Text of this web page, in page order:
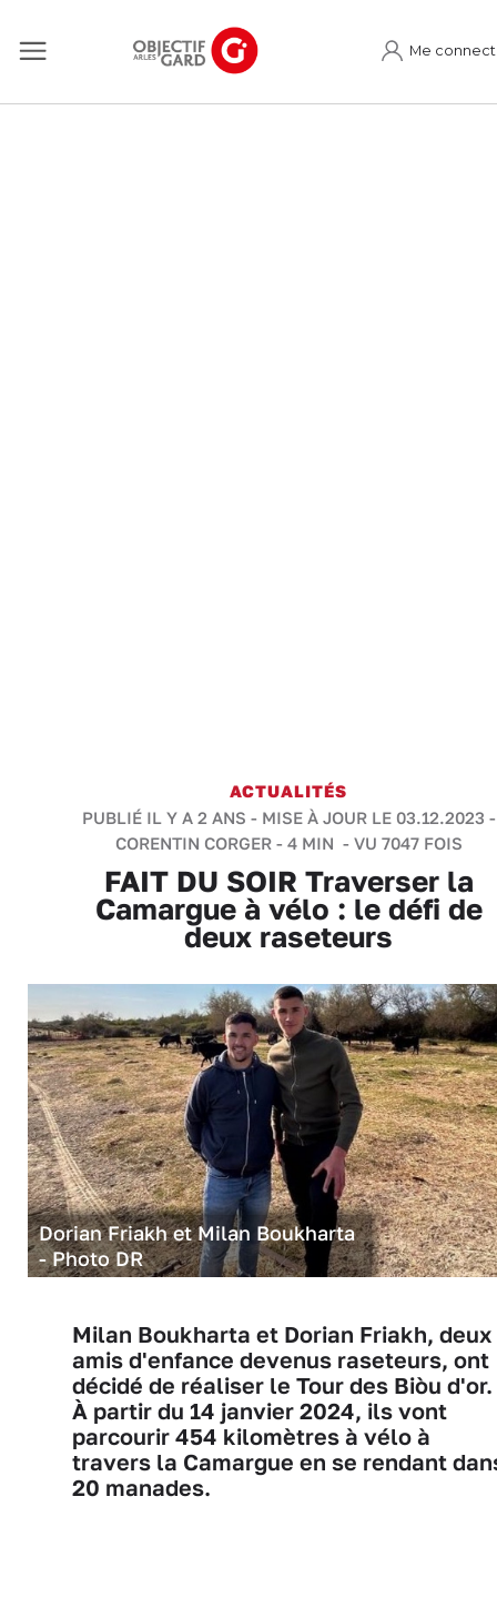
Me
ACTUALITÉS
PUBLIÉ IL Y A 2 ANS - MISE À JOUR LE 03.12.2023 -
CORENTIN CORGER- 4 MIN - VU 7047 FOIS
FAIT DU SOIR Traverser la
Camargue à vélo : le défi de
deux raseteurs
Dorian Friakh et Milan Boukharta
- Photo DR
Milan Boukharta et Dorian Friakh, deux
amis d'enfance devenus raseteurs, ont
décidé de réaliser le Tour des Biòu d'or.
À partir du 14 janvier 2024, ils vont
parcourir 454 kilomètres à vélo à
travers la Camargue en se rendant
20 manades.